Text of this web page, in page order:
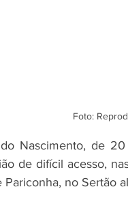
Foto:
Nascimento, de
de difícil acesso,
no Sertão